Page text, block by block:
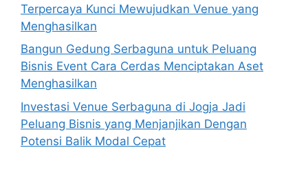
Terpercaya Kunci Mewujudkan Venue yang
Menghasilkan
Bangun Gedung Serbaguna untuk Peluang
Bisnis Event Cara Cerdas Menciptakan Aset
Menghasilkan
Investasi Venue Serbaguna di Jogja Jadi
Peluang Bisnis yang Menjanjikan Dengan
Potensi Balik Modal Cepat